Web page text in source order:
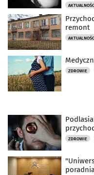
remont
ZDROWIE
ZDROWIE